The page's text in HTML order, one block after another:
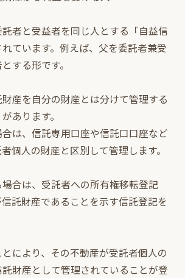
者と受益者を同じ人とする「自益信
ています。例えば、父を委託者兼受
する形です。
産を自分の財産とは分けて管理する
あります。
は、信託専用口座や信託口口座など
個人の財産と区別して管理します。
合は、受託者への所有権移転登記
託財産であることを示す信託登記を
により、その不動産が受託者個人の
財産として管理されていることが登